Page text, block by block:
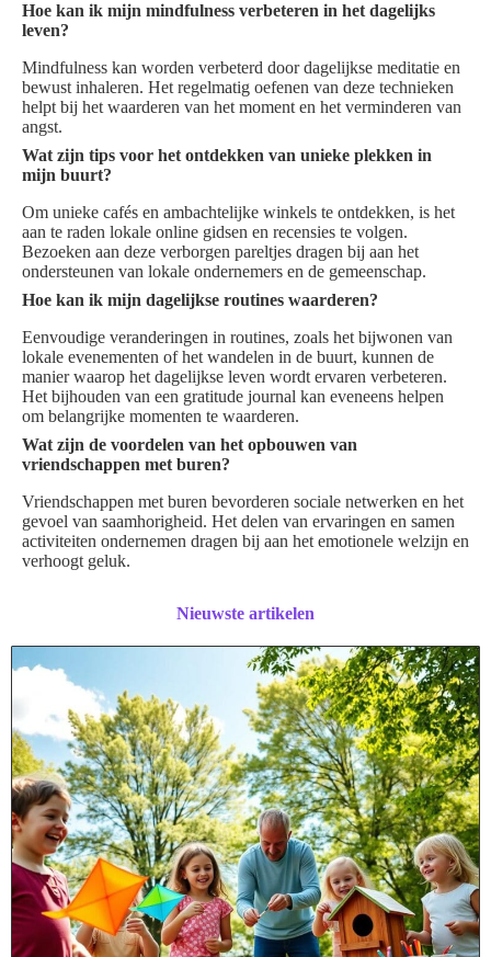
Hoe kan ik mijn mindfulness verbeteren in het dagelijks
leven?
Mindfulness kan worden verbeterd door dagelijkse meditatie en
bewust inhaleren. Het regelmatig oefenen van deze technieken
helpt bij het waarderen van het moment en het verminderen van
angst.
Wat zijn tips voor het ontdekken van unieke plekken in
mijn buurt?
Om unieke cafés en ambachtelijke winkels te ontdekken, is het
aan te raden lokale online gidsen en recensies te volgen.
Bezoeken aan deze verborgen pareltjes dragen bij aan het
ondersteunen van lokale ondernemers en de gemeenschap.
Hoe kan ik mijn dagelijkse routines waarderen?
Eenvoudige veranderingen in routines, zoals het bijwonen van
lokale evenementen of het wandelen in de buurt, kunnen de
manier waarop het dagelijkse leven wordt ervaren verbeteren.
Het bijhouden van een gratitude journal kan eveneens helpen
om belangrijke momenten te waarderen.
Wat zijn de voordelen van het opbouwen van
vriendschappen met buren?
Vriendschappen met buren bevorderen sociale netwerken en het
gevoel van saamhorigheid. Het delen van ervaringen en samen
activiteiten ondernemen dragen bij aan het emotionele welzijn en
verhoogt geluk.
Nieuwste artikelen